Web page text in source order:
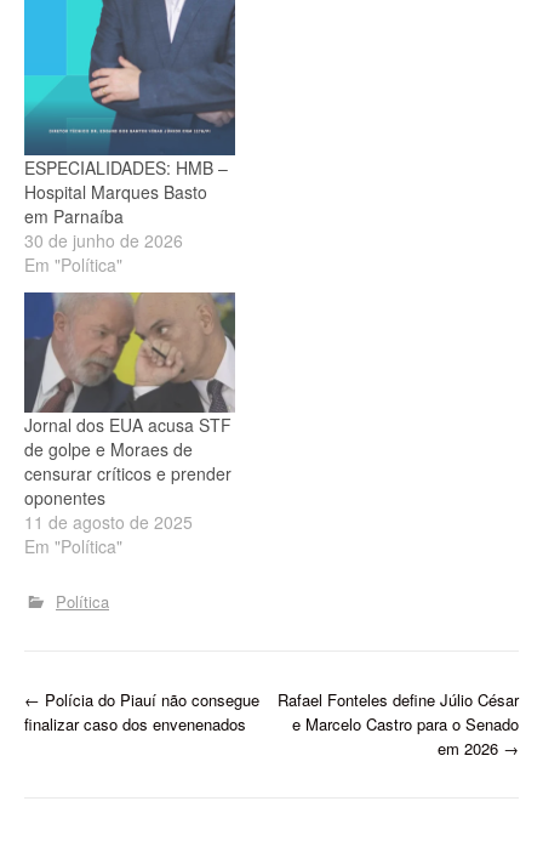
ESPECIALIDADES: HMB –
Hospital Marques Basto
em Parnaíba
30 de junho de 2026
Em "Política"
Jornal dos EUA acusa STF
de golpe e Moraes de
censurar críticos e prender
oponentes
11 de agosto de 2025
Em "Política"
Política
P
← Polícia do Piauí não consegue
finalizar caso dos envenenados
Rafael Fonteles define Júlio César
e Marcelo Castro para o Senado
em 2026 →